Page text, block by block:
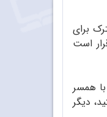
برای
است
با همسر
دیگر